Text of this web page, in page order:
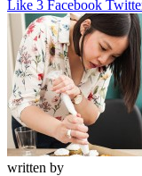
Like 3 Facebook
written by